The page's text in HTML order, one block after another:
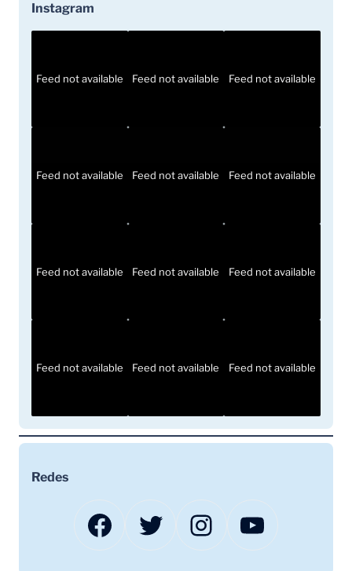
Instagram
Feed not available Feed not available Feed not available
Feed not available Feed not available Feed not available
Feed not available Feed not available Feed not available
Feed not available Feed not available Feed not available
Redes
Facebook Twitter Instagram YouTube